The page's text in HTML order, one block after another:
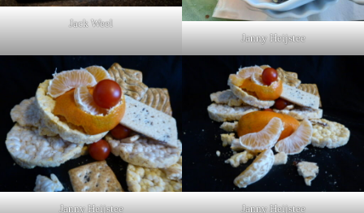
Jack Weel
Janny Heijstee
Janny Heijstee Janny Heijstee